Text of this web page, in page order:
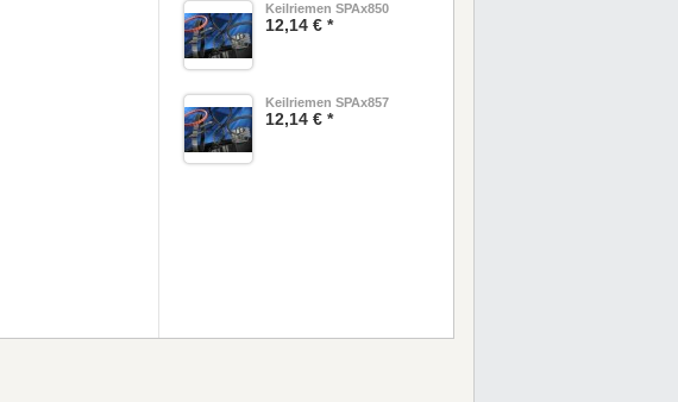
Keilriemen SPAx850
12,14 € *
Keilriemen SPAx857
12,14 € *